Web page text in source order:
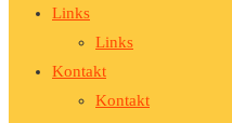
Links
Links
Kontakt
Kontakt